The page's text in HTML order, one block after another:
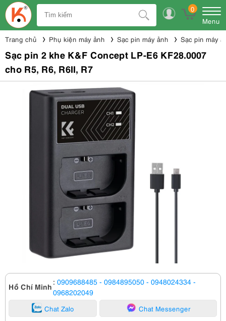
0
Menu
Trang chủ Phụ kiện máy ảnh Sạc pin máy ảnh Sạc pin máy
Sạc pin 2 khe K&F Concept LP-E6 KF28.0007
cho R5, R6, R6II, R7
Hồ Chí Minh : 0909688485 - 0984895050 - 0948024334 -
0968202049
Chat Zalo Chat Messenger